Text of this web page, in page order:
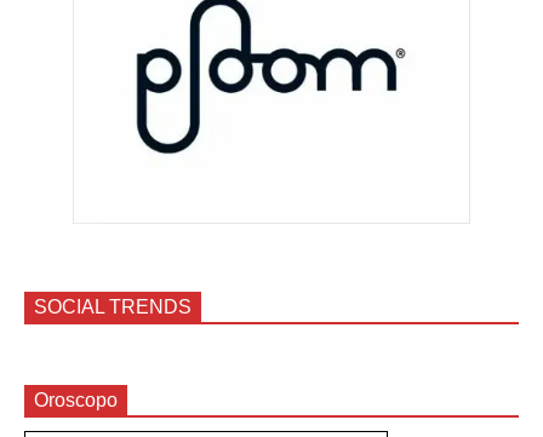
SOCIAL TRENDS
Oroscopo